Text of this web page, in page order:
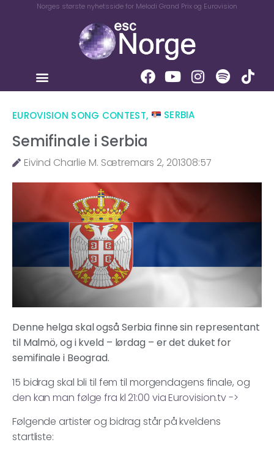
Norges største nyhetsside for Melodi Grand Prix og Eurovision
EUROVISION SONG CONTEST, SERBIA
Semifinale i Serbia
Eivind Charlie M. Sætremars 2, 201308:57
Denne helga skal også Serbia finne sin representant
til Malmö, og i kveld – lørdag – er det duket for
semifinale i Beograd.
15 bidrag skal bli til fem til morgendagens finale, og
den kan man følge fra kl 21:00 via Eurovision.tv ->
Følgende artister og bidrag står på kveldens
startliste: